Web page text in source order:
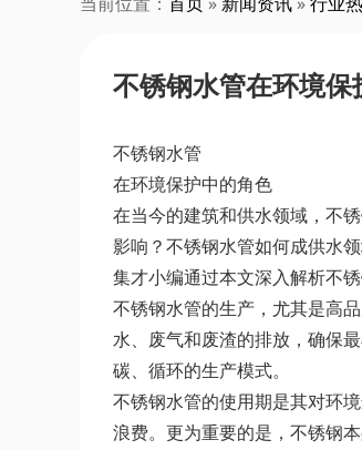
不锈钢水管在环境保
不锈钢水管
在环境保护中的角色
在当今的建筑和供水领域，不
影响？不锈钢水管如何成供水领
集才小编通过本文深入解析不
不锈钢水管的生产，尤其是高
水、废气和废渣的排放，确保
碳、循环的生产模式。
不锈钢水管的使用期是其对环
浪费。更为重要的是，不锈钢